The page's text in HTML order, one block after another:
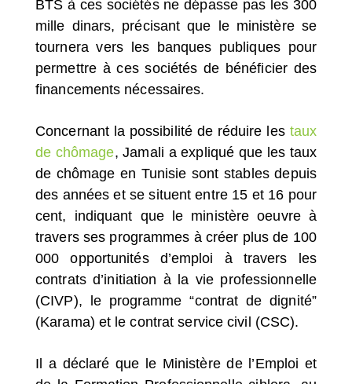
BTS à ces sociétés ne dépasse pas les 300
mille dinars, précisant que le ministère se
tournera vers les banques publiques pour
permettre à ces sociétés de bénéficier des
financements nécessaires.
Concernant la possibilité de réduire les taux
de chômage, Jamali a expliqué que les taux
de chômage en Tunisie sont stables depuis
des années et se situent entre 15 et 16 pour
cent, indiquant que le ministère oeuvre à
travers ses programmes à créer plus de 100
000 opportunités d’emploi à travers les
contrats d’initiation à la vie professionnelle
(CIVP), le programme “contrat de dignité”
(Karama) et le contrat service civil (CSC).
Il a déclaré que le Ministère de l’Emploi et